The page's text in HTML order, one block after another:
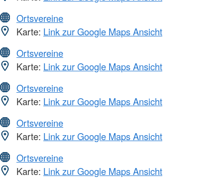
Ortsvereine
Karte: Link zur Google Maps Ansicht
Ortsvereine
Karte: Link zur Google Maps Ansicht
Ortsvereine
Karte: Link zur Google Maps Ansicht
Ortsvereine
Karte: Link zur Google Maps Ansicht
Ortsvereine
Karte: Link zur Google Maps Ansicht